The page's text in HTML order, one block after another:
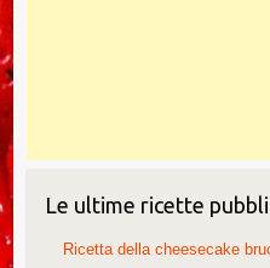
Le ultime ricette
Ricetta della cheesecake